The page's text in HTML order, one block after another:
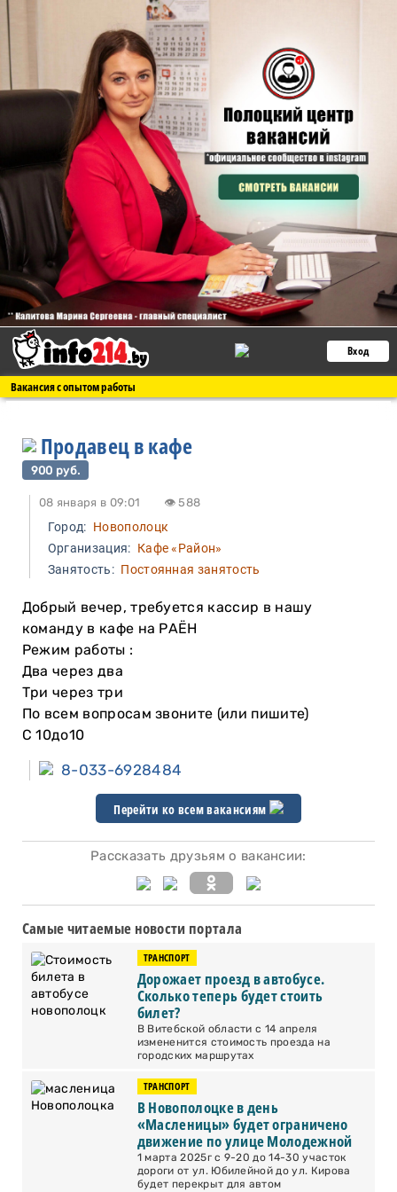
Вход
Вакансия с опытом работы
Продавец в кафе
900 руб.
08 января в 09:01 👁 588
Город: Новополоцк
Организация: Кафе «Район»
Занятость:Постоянная занятость
Добрый вечер, требуется кассир в нашу
команду в кафе на РАЁН
Режим работы :
Два через два
Три через три
По всем вопросам звоните (или пишите)
С 10до10
8-033-6928484
Перейти ко всем вакансиям
Рассказать друзьям о вакансии:
Самые читаемые новости портала
ТРАНСПОРТ
Дорожает проезд в автобусе.
Сколько теперь будет стоить
билет?
В Витебской области с 14 апреля
измененится стоимость проезда на
городских маршрутах
ТРАНСПОРТ
В Новополоцке в день
«Масленицы» будет ограничено
движение по улице Молодежной
1 марта 2025г с 9-20 до 14-30 участок
дороги от ул. Юбилейной до ул. Кирова
будет перекрыт для автом